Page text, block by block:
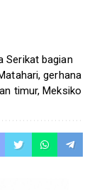
Serikat bagian
,gerhana
timur,Meksiko